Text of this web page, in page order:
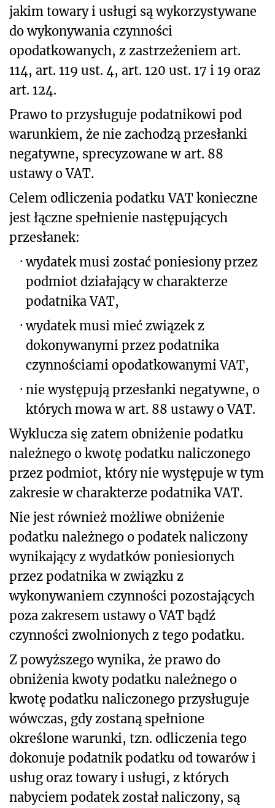
jakim towary i usługi są wykorzystywane
do wykonywania czynności
opodatkowanych, z zastrzeżeniem art.
114, art. 119 ust. 4, art. 120 ust. 17 i 19 oraz
art. 124.
Prawo to przysługuje podatnikowi pod
warunkiem, że nie zachodzą przesłanki
negatywne, sprecyzowane w art. 88
ustawy o VAT.
Celem odliczenia podatku VAT konieczne
jest łączne spełnienie następujących
przesłanek:
· wydatek musi zostać poniesiony przez
podmiot działający w charakterze
podatnika VAT,
· wydatek musi mieć związek z
dokonywanymi przez podatnika
czynnościami opodatkowanymi VAT,
· nie występują przesłanki negatywne, o
których mowa w art. 88 ustawy o VAT.
Wyklucza się zatem obniżenie podatku
należnego o kwotę podatku naliczonego
przez podmiot, który nie występuje w tym
zakresie w charakterze podatnika VAT.
Nie jest również możliwe obniżenie
podatku należnego o podatek naliczony
wynikający z wydatków poniesionych
przez podatnika w związku z
wykonywaniem czynności pozostających
poza zakresem ustawy o VAT bądź
czynności zwolnionych z tego podatku.
Z powyższego wynika, że prawo do
obniżenia kwoty podatku należnego o
kwotę podatku naliczonego przysługuje
wówczas, gdy zostaną spełnione
określone warunki, tzn. odliczenia tego
dokonuje podatnik podatku od towarów i
usług oraz towary i usługi, z których
nabyciem podatek został naliczony, są